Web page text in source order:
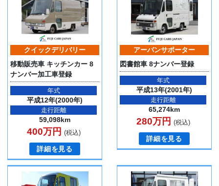
クイックデリバリー
移動販売車 キッチンカー 8
ナンバー加工車登録
年式
平成12年(2000年)
走行距離
59,098km
400万円 (税込)
詳細を見る
アーバンサポーター
図書館車 8ナンバー登録
年式
平成13年(2001年)
走行距離
65,274km
280万円 (税込)
詳細を見る